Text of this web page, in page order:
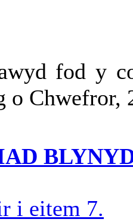
fod y
o Chwefror,
i eitem 7.